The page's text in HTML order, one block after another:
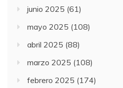
junio 2025 (61)
mayo 2025 (108)
abril 2025 (88)
marzo 2025 (108)
febrero 2025 (174)